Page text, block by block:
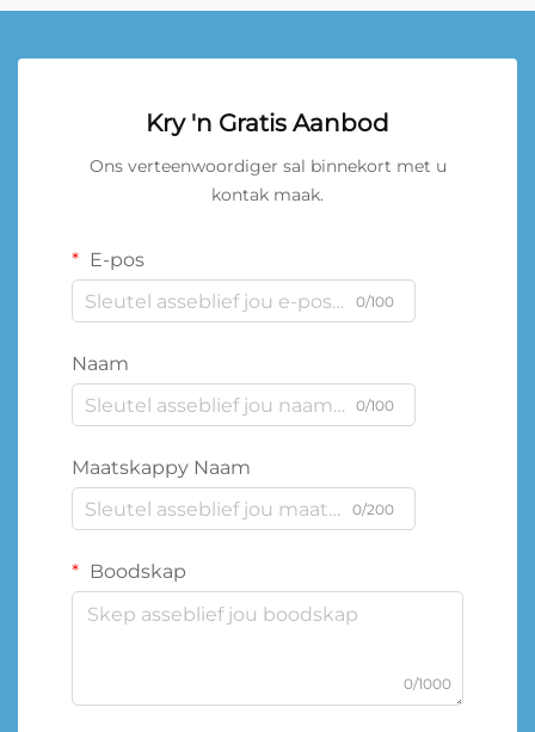
Kry 'n Gratis Aanbod
Ons verteenwoordiger sal binnekort met u
kontak maak.
E-pos
0/100
Naam
0/100
Maatskappy Naam
0/200
Boodskap
0/1000